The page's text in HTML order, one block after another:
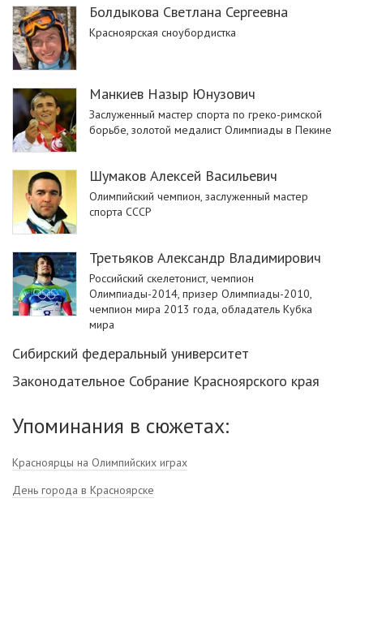
Болдыкова Светлана Сергеевна
Красноярская сноубордистка
Манкиев Назыр Юнузович
Заслуженный мастер спорта по греко-римской
борьбе, золотой медалист Олимпиады в Пекине
Шумаков Алексей Васильевич
Олимпийский чемпион, заслуженный мастер
спорта СССР
Третьяков Александр Владимирович
Российский скелетонист, чемпион
Олимпиады-2014, призер Олимпиады-2010,
чемпион мира 2013 года, обладатель Кубка
мира
Сибирский федеральный университет
Законодательное Собрание Красноярского края
Упоминания в сюжетах:
Красноярцы на Олимпийских играх
День города в Красноярске